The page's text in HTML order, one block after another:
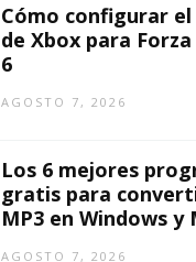
Cómo configurar
de Xbox para
6
AGOSTO 7, 2026
Los 6 mejores
gratis para
MP3 en Windows y
AGOSTO 7, 2026